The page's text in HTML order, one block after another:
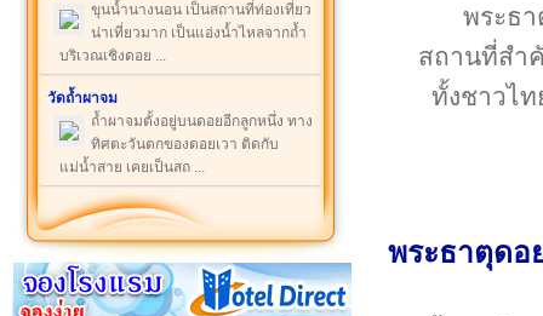
ขุนน้ำนางนอน เป็นสถานที่ท่องเที่ยว
น่าเที่ยวมาก เป็นแอ่งน้ำไหลจากถ้ำ
บริเวณเชิงดอย ...
วัดถ้ำผาจม
ถ้ำผาจมตั้งอยู่บนดอยอีกลูกหนึ่ง ทาง
ทิศตะวันตกของดอยเวา ติดกับ
แม่น้ำสาย เคยเป็นสถ ...
พระธ
สถานที่สำ
ทั้งชาวไท
พระธาตุดอ